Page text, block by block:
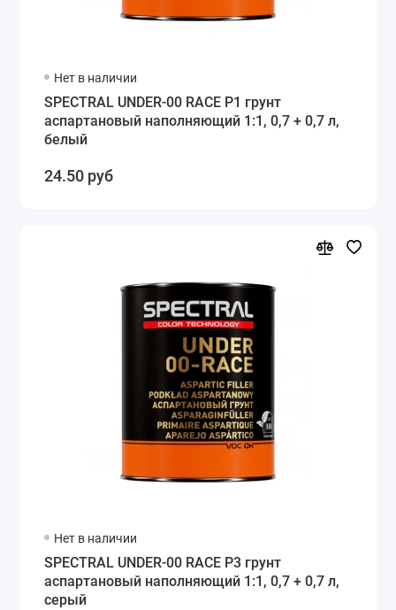
Нет в наличии
SPECTRAL UNDER-00 RACE P1 грунт
аспартановый наполняющий 1:1, 0,7 + 0,7 л,
белый
24.50 руб
Нет в наличии
SPECTRAL UNDER-00 RACE P3 грунт
аспартановый наполняющий 1:1, 0,7 + 0,7 л,
серый